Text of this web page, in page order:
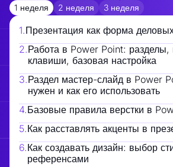
1 неделя 2 неделя 3 неделя
1.Презентация как форма
2.Работа в Power Point: разделы,
клавиши, базовая настройка
3.Раздел мастер-слайд в Power
нужен и как его использовать
4.Базовые правила верстки в
5.Как расставлять акценты в
6.Как создавать дизайн: выбор
референсами